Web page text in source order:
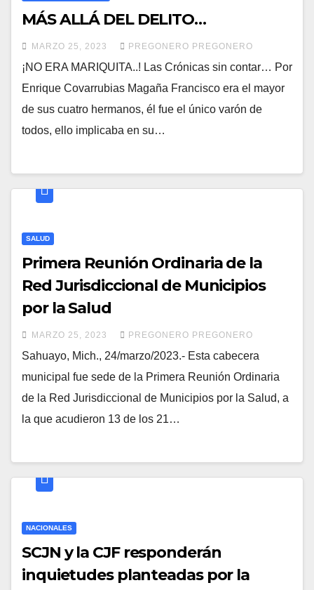
MÁS ALLÁ DEL DELITO…
MARZO 25, 2023 PREGONERO PREGONERO
¡NO ERA MARIQUITA..! Las Crónicas sin contar… Por
Enrique Covarrubias Magaña Francisco era el mayor
de sus cuatro hermanos, él fue el único varón de
todos, ello implicaba en su…
SALUD
Primera Reunión Ordinaria de la
Red Jurisdiccional de Municipios
por la Salud
MARZO 25, 2023 PREGONERO PREGONERO
Sahuayo, Mich., 24/marzo/2023.- Esta cabecera
municipal fue sede de la Primera Reunión Ordinaria
de la Red Jurisdiccional de Municipios por la Salud, a
la que acudieron 13 de los 21…
NACIONALES
SCJN y la CJF responderán
inquietudes planteadas por la